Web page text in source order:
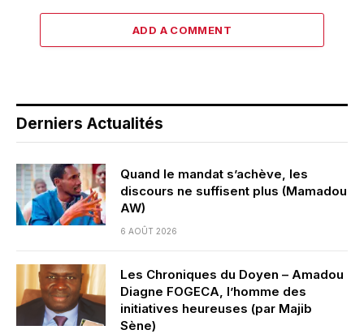
ADD A COMMENT
Derniers Actualités
Quand le mandat s’achève, les
discours ne suffisent plus (Mamadou
AW)
6 AOÛT 2026
Les Chroniques du Doyen – Amadou
Diagne FOGECA, l’homme des
initiatives heureuses (par Majib
Sène)